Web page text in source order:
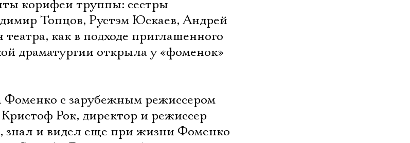
корифеи труппы: сестры
Топцов, Рустэм Юскаев, Андрей
как в подходе приглашенного
драматургии открыла у «фоменок»
Фоменко с зарубежным режиссером
Рок, директор и режиссер
знал и видел еще при жизни Фоменко